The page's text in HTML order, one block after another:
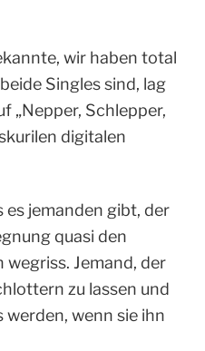
wir haben total
Singles sind, lag
„Nepper, Schlepper,
digitalen
es jemanden gibt, der
quasi den
wegriss. Jemand, der
zu lassen und
werden, wenn sie ihn